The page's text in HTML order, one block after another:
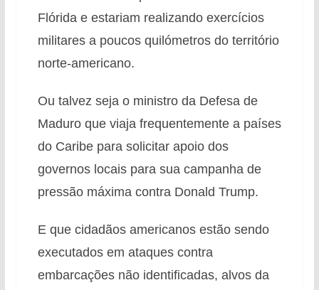
Flórida e estariam realizando exercícios
militares a poucos quilómetros do território
norte-americano.
Ou talvez seja o ministro da Defesa de
Maduro que viaja frequentemente a países
do Caribe para solicitar apoio dos
governos locais para sua campanha de
pressão máxima contra Donald Trump.
E que cidadãos americanos estão sendo
executados em ataques contra
embarcações não identificadas, alvos da